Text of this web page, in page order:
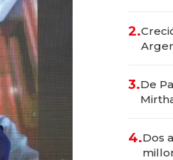
2.
3.De
4.Dos